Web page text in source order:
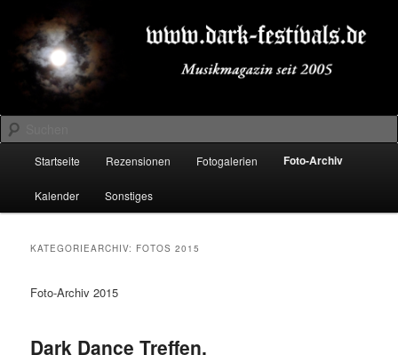
primären
Inhalt
springen
sekundären
Inhalt
springenDARK-FESTIVALS.DE
Suchen
Startseite Rezensionen Fotogalerien Foto-Archiv
Kalender Sonstiges
KATEGORIEARCHIV: FOTOS 2015
Foto-Archiv 2015
Dark Dance Treffen,